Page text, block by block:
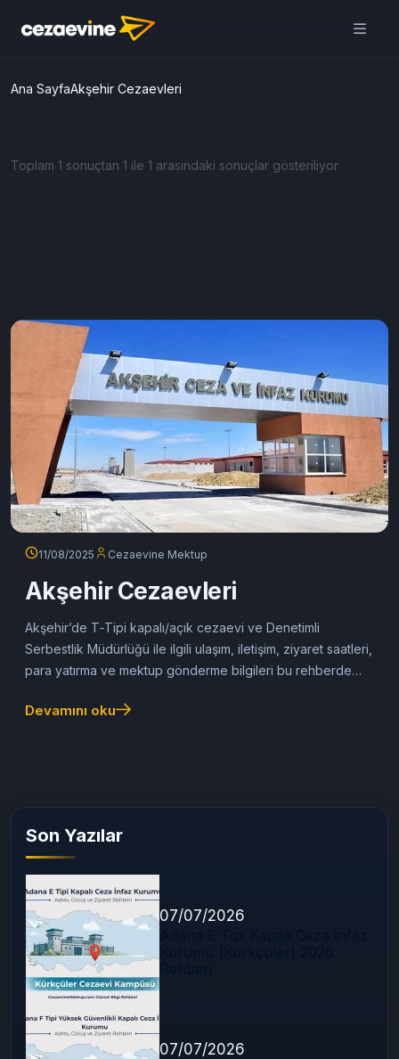
Ana SayfaAkşehir Cezaevleri
Toplam 1 sonuçtan 1 ile 1 arasındaki sonuçlar gösteriliyor
11/08/2025 Cezaevine Mektup
Akşehir Cezaevleri
Akşehir’de T‑Tipi kapalı/açık cezaevi ve Denetimli
Serbestlik Müdürlüğü ile ilgili ulaşım, iletişim, ziyaret saatleri,
para yatırma ve mektup gönderme bilgileri bu rehberde
Devamını oku
Son Yazılar
07/07/2026
07/07/2026